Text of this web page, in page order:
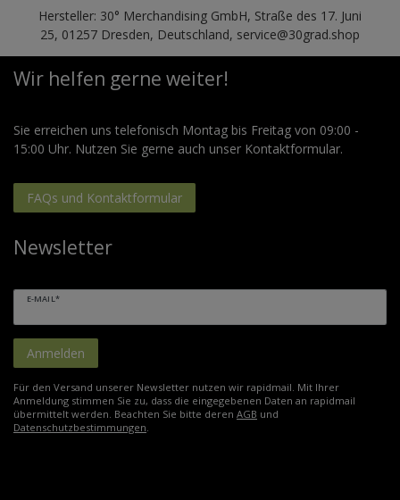
Hersteller: 30° Merchandising GmbH, Straße des 17. Juni
25, 01257 Dresden, Deutschland, service@30grad.shop
Wir helfen gerne weiter!
Sie erreichen uns telefonisch Montag bis Freitag von 09:00 -
15:00 Uhr. Nutzen Sie gerne auch unser Kontaktformular.
FAQs und Kontaktformular
Newsletter
E-MAIL*
Anmelden
Für den Versand unserer Newsletter nutzen wir rapidmail. Mit Ihrer
Anmeldung stimmen Sie zu, dass die eingegebenen Daten an rapidmail
übermittelt werden. Beachten Sie bitte deren AGB und
Datenschutzbestimmungen.